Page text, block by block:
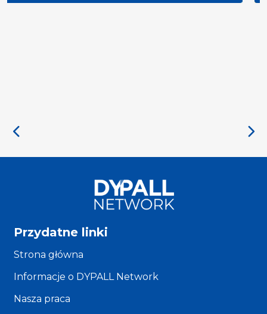
Przydatne linki
Strona główna
Informacje o DYPALL Network
Nasza praca